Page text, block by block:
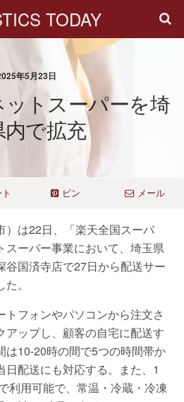
TODAY
年5月23日
トスーパーを埼
内で拡充
ピン メール
）は22日、「楽天全国スーパ
スーパー事業において、埼玉県
谷国済寺店で27日から配送サー
。
トフォンやパソコンから注文さ
アップし、顧客の自宅に配送す
は10-20時の間で5つの時間帯か
日配送にも対応する。また、1
利用可能で、常温・冷蔵・冷凍